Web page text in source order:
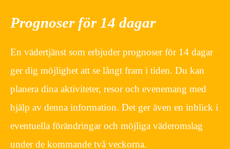
Prognoser för 14 dagar
En vädertjänst som erbjuder prognoser för 14 dagar
ger dig möjlighet att se långt fram i tiden. Du kan
planera dina aktiviteter, resor och evenemang med
hjälp av denna information. Det ger även en inblick i
eventuella förändringar och möjliga väderomslag
under de kommande två veckorna.